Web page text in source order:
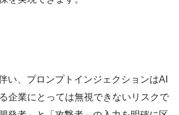
い、プロンプトインジェクションはAI
企業にとっては無視できないリスクで